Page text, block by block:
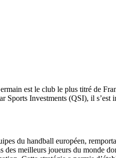
est le club le plus titré de
Sports Investments (QSI), il
du handball européen,
des meilleurs joueurs du